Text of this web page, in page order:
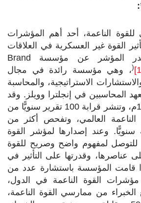
للقوة الناعمة، أحد أهم المؤشرات
القوة غير العسكرية في العلاقات
الدولية؛ حيث يصدر المؤشر عن مؤسسة Brand
(، وهي مؤسسة رائدة في مجال
والاستشارات الاستراتيجية، والمحاسبة
المحاسبين في إنجلترا وويلز. وقد
تم إنشاؤها عام 1996م، وتنشر قرابة 100 تقرير سنويًّا من
العالمي، وتفحص أكثر من
سنويًّا. وعند إصدارها لمؤشر القوة
للتوصل لمفهوم واضح وصريح للقوة
عناصرها، وقدرتها على التأثير في
لذا قامت المؤسسة باستشارة عدد من
مؤشرات القوة الناعمة في الدول،
الخبراء من ممارسي القوة الناعمة،